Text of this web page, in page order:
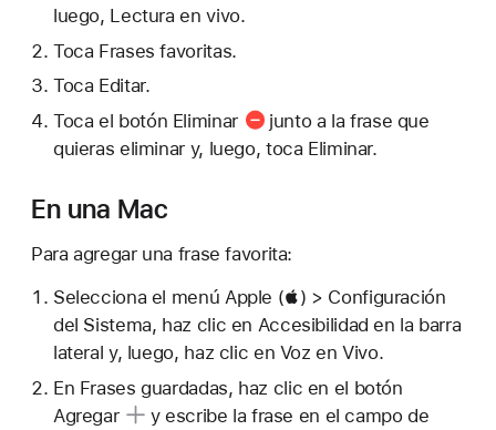
luego, Lectura en vivo.
Toca Frases favoritas.
Toca Editar.
Toca el botón Eliminar
junto a la frase que
quieras eliminar y, luego, toca Eliminar.
En una Mac
Para agregar una frase favorita:
Selecciona el menú Apple () > Configuración
del Sistema, haz clic en Accesibilidad en la barra
lateral y, luego, haz clic en Voz en Vivo.
En Frases guardadas, haz clic en el botón
Agregar
y escribe la frase en el campo de